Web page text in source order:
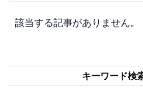
該当する記事がありません。
キーワード検